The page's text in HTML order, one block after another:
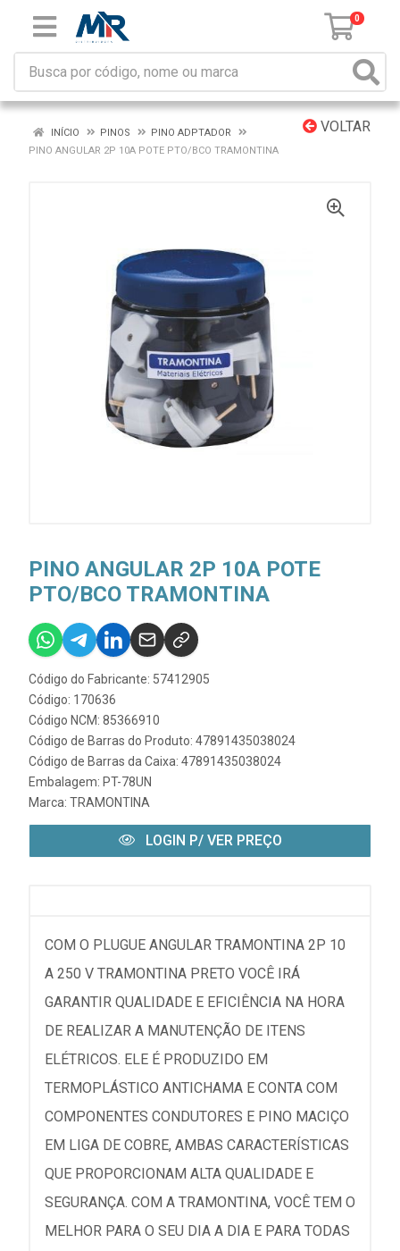
0
VOLTAR
INÍCIO PINOS
PINO ADPTADOR
PINO ANGULAR 2P 10A POTE PTO/BCO TRAMONTINA
PINO ANGULAR 2P 10A POTE
PTO/BCO TRAMONTINA
Código do Fabricante: 57412905
Código: 170636
Código NCM: 85366910
Código de Barras do Produto: 47891435038024
Código de Barras da Caixa: 47891435038024
Embalagem: PT-78UN
Marca: TRAMONTINA
LOGIN P/ VER PREÇO
COM O PLUGUE ANGULAR TRAMONTINA 2P 10
A 250 V TRAMONTINA PRETO VOCÊ IRÁ
GARANTIR QUALIDADE E EFICIÊNCIA NA HORA
DE REALIZAR A MANUTENÇÃO DE ITENS
ELÉTRICOS. ELE É PRODUZIDO EM
TERMOPLÁSTICO ANTICHAMA E CONTA COM
COMPONENTES CONDUTORES E PINO MACIÇO
EM LIGA DE COBRE, AMBAS CARACTERÍSTICAS
QUE PROPORCIONAM ALTA QUALIDADE E
SEGURANÇA. COM A TRAMONTINA, VOCÊ TEM O
MELHOR PARA O SEU DIA A DIA E PARA TODAS